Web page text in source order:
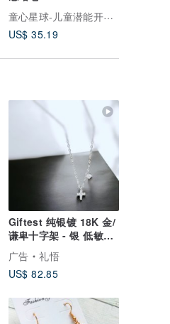
童心星球-儿童潜能开发品牌
US$ 35.19
Giftest 纯银镀 18K 金/
谦卑十字架 - 银 低敏材
可洗澡基督教项链 N102
广告
礼悟
US$ 82.85